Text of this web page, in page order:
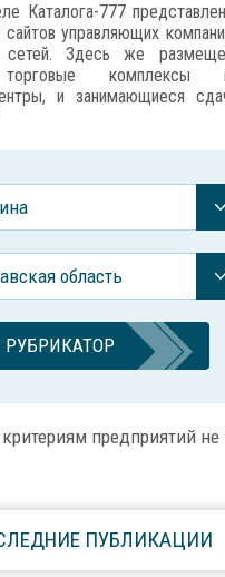
Каталога-777
управляющих
сетей. Здесь же
торговые комплексы
и занимающиеся
область
РУБРИКАТОР
предприятий не
ПУБЛИКАЦИИ